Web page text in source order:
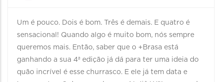
Um é pouco. Dois é bom. Três é demais. E quatro é
sensacional! Quando algo é muito bom, nós sempre
queremos mais. Então, saber que o +Brasa está
ganhando a sua 4ª edição já dá para ter uma ideia do
quão incrível é esse churrasco. E ele já tem data e